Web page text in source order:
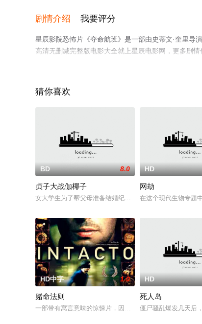
剧情介绍 我要评分
星辰影院恐怖片《夺命航班》是一部由史蒂文·奎里导
高清无删减完整版电影大全就上星辰电影网，更多剧
猜你喜欢
BD 8.0
贞子大战伽椰子
女大学生为了帮父母准备结婚纪念日的礼物，女大学生上
HD
网劫
在这个现代生物专题
HD中字 1.0
赌命法则
一部带有寓言意味的惊悚片，因为一场生死游戏，四个人
HD
死人岛
僵尸骚乱爆发几天后